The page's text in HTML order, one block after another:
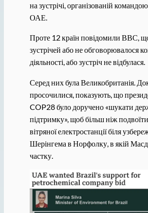
на зустрічі, організованій
ОАЕ.
Проте 12 країн повідомили ВВС,
зустрічей або не обговорювалося
діяльності, або зустріч не відбулася.
Серед них була Великобританія.
просочилися, показують, що
COP28 було доручено «шукати
підтримку», щоб більш ніж
вітряної електростанції біля
Шерінгема в Норфолку, в якій
частку.